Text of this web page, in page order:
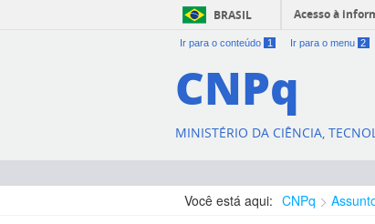
BRASIL Acesso à
Ir para o conteúdo 1 Ir para o menu 2
CNPq
MINISTÉRIO DA CIÊNCIA,
Você está aqui: CNPq